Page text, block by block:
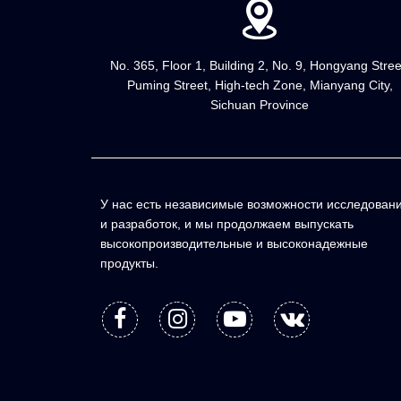
No. 365, Floor 1, Building 2, No. 9, Hongyang
Puming Street, High-tech Zone, Mianyang City,
Sichuan Province
У нас есть независимые возможности
и разработок, и мы продолжаем выпускать
высокопроизводительные и высоконадежные
продукты.